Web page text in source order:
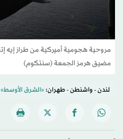
مضيق هرمز الجمعة (سنتكوم)
لندن - واشنطن - طهران:«الشرق الأوسط»